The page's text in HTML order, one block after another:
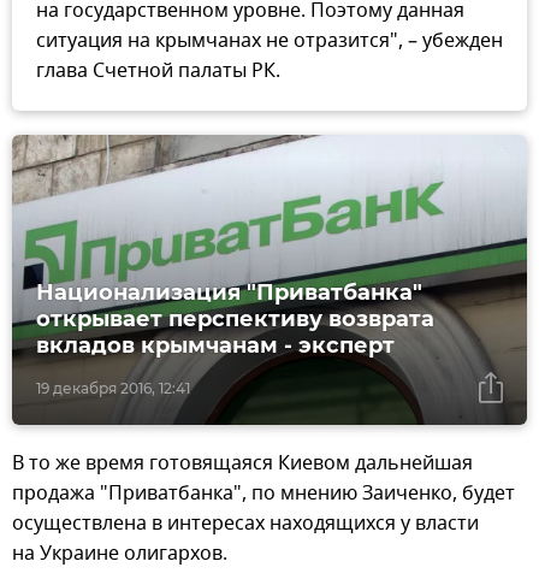
на государственном уровне. Поэтому данная
ситуация на крымчанах не отразится", – убежден
глава Счетной палаты РК.
19 декабря 2016, 12:41
Национализация "Приватбанка"
открывает перспективу возврата
вкладов крымчанам - эксперт
В то же время готовящаяся Киевом дальнейшая
продажа "Приватбанка", по мнению Заиченко, будет
осуществлена в интересах находящихся у власти
на Украине олигархов.